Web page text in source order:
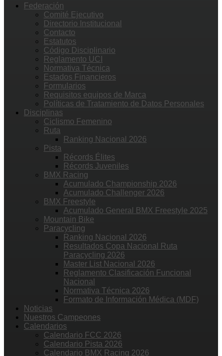
Federación
Comité Ejecutivo
Directorio Institucional
Contacto
Estatutos
Código Disciplinario
Reglamento UCI
Normativa Técnica
Estados Financieros
Formularios
Requisitos equipos de Marca
Políticas de Tratamiento de Datos Personales
Disciplinas
Ciclismo Femenino
Ruta
Ranking Nacional 2026
Pista
Récords Élites
Récords Juveniles
BMX Racing
Acumulado Championship 2026
Acumulado Challenger 2026
BMX Freestyle
Acumulado General BMX Freestyle 2025
Mountain Bike
Paracycling
Ranking Nacional 2026
Resultados Copa Nacional Ruta
Paracycling 2026
Master List Nacional 2026
Reglamento Clasificación Funcional
Nacional
Normativa Técnica 2026
Formato de Información Médica (MDF)
Noticias
Nuestros Campeones
Calendarios
Calendario FCC 2026
Calendario Pista 2026
Calendario BMX Racing 2026